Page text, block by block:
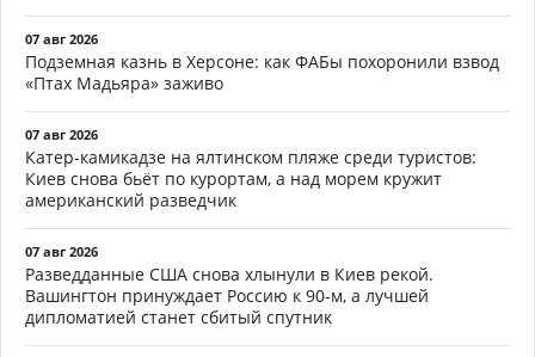
07 авг 2026
Подземная казнь в Херсоне: как ФАБы похоронили взвод
«Птах Мадьяра» заживо
07 авг 2026
Катер-камикадзе на ялтинском пляже среди туристов:
Киев снова бьёт по курортам, а над морем кружит
американский разведчик
07 авг 2026
Разведданные США снова хлынули в Киев рекой.
Вашингтон принуждает Россию к 90-м, а лучшей
дипломатией станет сбитый спутник